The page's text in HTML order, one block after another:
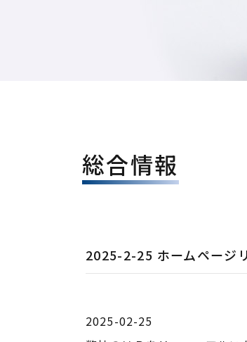
総合情報
2025-2-25 ホームページ
2025-02-25